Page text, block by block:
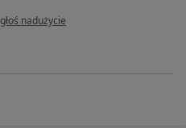
opinii użytkownika Konto zostało
nadużycie